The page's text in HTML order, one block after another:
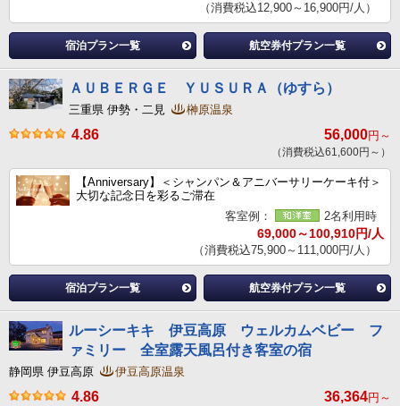
（消費税込12,900～16,900円/人）
宿泊プラン一覧 航空券付プラン一覧
ＡＵＢＥＲＧＥ ＹＵＳＵＲＡ（ゆすら）
三重県 伊勢・二見 榊原温泉
4.86 56,000円～
（消費税込61,600円～）
【Anniversary】＜シャンパン＆アニバーサリーケーキ付＞
大切な記念日を彩るご滞在
客室例：
2名利用時
69,000～100,910円/人
（消費税込75,900～111,000円/人）
宿泊プラン一覧 航空券付プラン一覧
ルーシーキキ 伊豆高原 ウェルカムベビー フ
ァミリー 全室露天風呂付き客室の宿
静岡県 伊豆高原 伊豆高原温泉
4.86 36,364円～